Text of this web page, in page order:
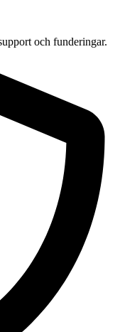
och funderingar.